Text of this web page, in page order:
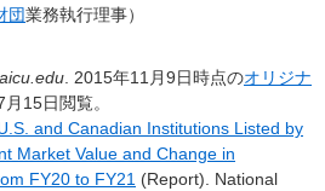
団業務執行理事）
. 2015年11月9日時点のオリジナ
15日閲覧。
and Canadian Institutions Listed by
Market Value and Change in
FY20 to FY21 (Report). National